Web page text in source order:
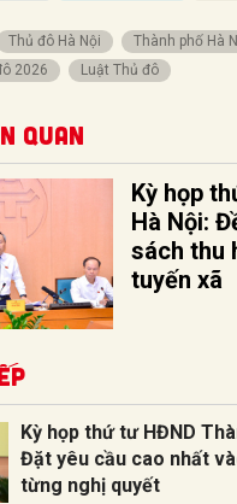
Thủ đô Hà Nội
Thành phố Hà
2026
Luật Thủ đô
quan
Kỳ họp
Hà Nội:
sách thu
tuyến xã
Kỳ họp thứ tư HĐND
Đặt yêu cầu cao nhất
từng nghị quyết